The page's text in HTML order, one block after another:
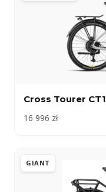
Cross Tourer CT1
16 996 zł
GIANT